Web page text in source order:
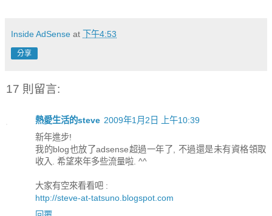
Inside AdSense at 下午4:53
分享
17 則留言:
熱愛生活的steve 2009年1月2日 上午10:39
新年進步!
我的blog也放了adsense超過一年了, 不過還是未有資格領取
收入. 希望來年多些流量啦. ^^
大家有空來看看吧 :
http://steve-at-tatsuno.blogspot.com